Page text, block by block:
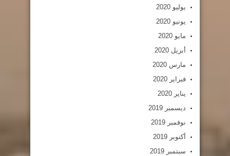
يوليو 2020
يونيو 2020
مايو 2020
أبريل 2020
مارس 2020
فبراير 2020
يناير 2020
ديسمبر 2019
نوفمبر 2019
أكتوبر 2019
سبتمبر 2019